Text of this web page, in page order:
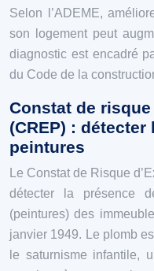
Selon l’ADEME,
son logement peut
diagnostic est encadré
du Code de la
Constat de
(CREP) :
peintures
Le Constat de Risque
détecter la présence
(peintures) des
janvier 1949. Le plomb
le saturnisme infantile,